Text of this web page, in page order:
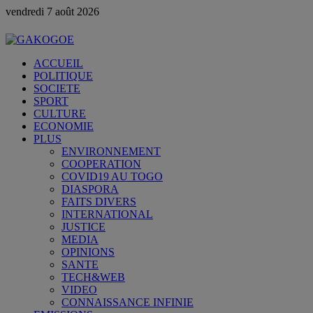
vendredi 7 août 2026
ACCUEIL
POLITIQUE
SOCIETE
SPORT
CULTURE
ECONOMIE
PLUS
ENVIRONNEMENT
COOPERATION
COVID19 AU TOGO
DIASPORA
FAITS DIVERS
INTERNATIONAL
JUSTICE
MEDIA
OPINIONS
SANTE
TECH&WEB
VIDEO
CONNAISSANCE INFINIE